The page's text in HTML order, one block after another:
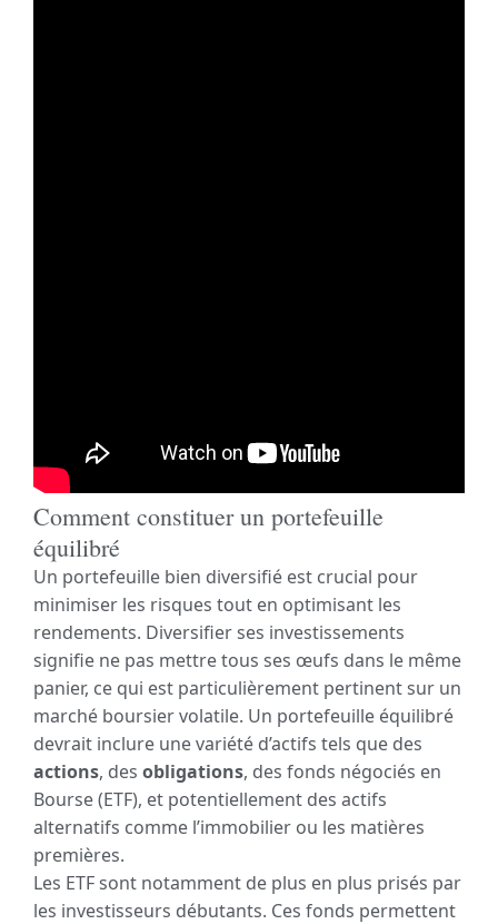
Comment constituer un portefeuille
équilibré
Un portefeuille bien diversifié est crucial pour
minimiser les risques tout en optimisant les
rendements. Diversifier ses investissements
signifie ne pas mettre tous ses œufs dans le même
panier, ce qui est particulièrement pertinent sur un
marché boursier volatile. Un portefeuille équilibré
devrait inclure une variété d’actifs tels que des
actions, des obligations, des fonds négociés en
Bourse (ETF), et potentiellement des actifs
alternatifs comme l’immobilier ou les matières
premières.
Les ETF sont notamment de plus en plus prisés par
les investisseurs débutants. Ces fonds permettent